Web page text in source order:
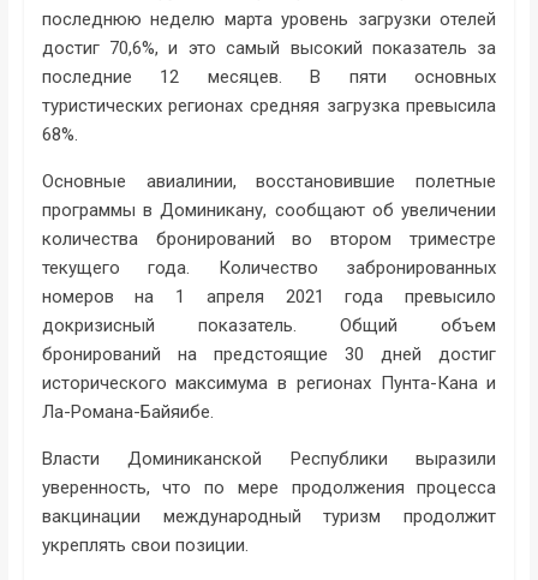
последнюю неделю марта уровень загрузки отелей
достиг 70,6%, и это самый высокий показатель за
последние 12 месяцев. В пяти основных
туристических регионах средняя загрузка превысила
68%.
Основные авиалинии, восстановившие полетные
программы в Доминикану, сообщают об увеличении
количества бронирований во втором триместре
текущего года. Количество забронированных
номеров на 1 апреля 2021 года превысило
докризисный показатель. Общий объем
бронирований на предстоящие 30 дней достиг
исторического максимума в регионах Пунта-Кана и
Ла-Романа-Байяибе.
Власти Доминиканской Республики выразили
уверенность, что по мере продолжения процесса
вакцинации международный туризм продолжит
укреплять свои позиции.